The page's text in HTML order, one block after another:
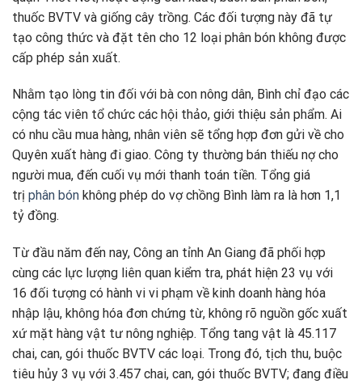
thuốc BVTV và giống cây trồng. Các đối tượng này đã tự
tạo công thức và đặt tên cho 12 loại phân bón không được
cấp phép sản xuất.
Nhằm tạo lòng tin đối với bà con nông dân, Bình chỉ đạo các
cộng tác viên tổ chức các hội thảo, giới thiệu sản phẩm. Ai
có nhu cầu mua hàng, nhân viên sẽ tổng hợp đơn gửi về cho
Quyên xuất hàng đi giao. Công ty thường bán thiếu nợ cho
người mua, đến cuối vụ mới thanh toán tiền. Tổng giá
trị phân bón không phép do vợ chồng Bình làm ra là hơn 1,1
tỷ đồng.
Từ đầu năm đến nay, Công an tỉnh An Giang đã phối hợp
cùng các lực lượng liên quan kiểm tra, phát hiện 23 vụ với
16 đối tượng có hành vi vi phạm về kinh doanh hàng hóa
nhập lậu, không hóa đơn chứng từ, không rõ nguồn gốc xuất
xứ mặt hàng vật tư nông nghiệp. Tổng tang vật là 45.117
chai, can, gói thuốc BVTV các loại. Trong đó, tịch thu, buộc
tiêu hủy 3 vụ với 3.457 chai, can, gói thuốc BVTV; đang điều